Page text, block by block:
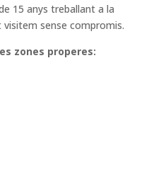
15 anys treballant a la
visitem sense compromis.
zones properes: